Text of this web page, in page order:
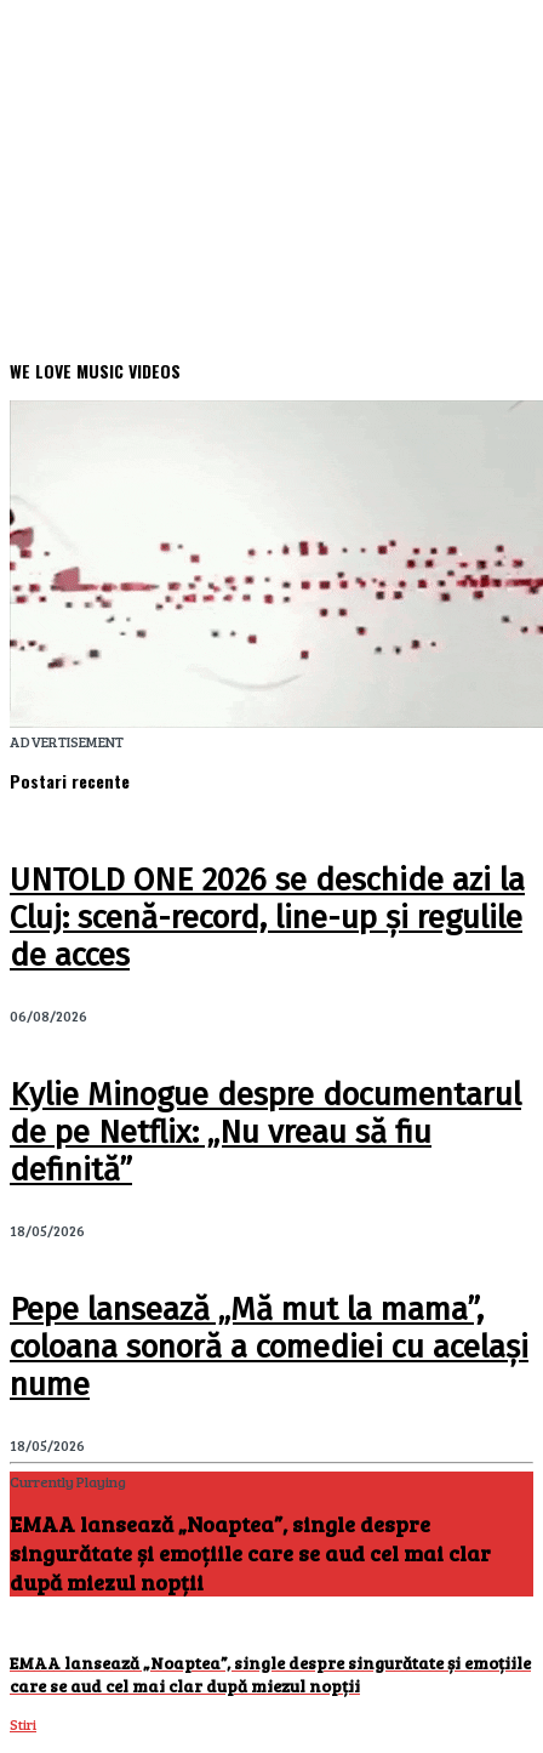
WE LOVE MUSIC VIDEOS
ADVERTISEMENT
Postari recente
UNTOLD ONE 2026 se deschide azi la
Cluj: scenă-record, line-up și regulile
de acces
06/08/2026
Kylie Minogue despre documentarul
de pe Netflix: „Nu vreau să fiu
definită”
18/05/2026
Pepe lansează „Mă mut la mama”,
coloana sonoră a comediei cu același
nume
18/05/2026
Currently Playing
EMAA lansează „Noaptea”, single despre
singurătate și emoțiile care se aud cel mai clar
după miezul nopții
EMAA lansează „Noaptea”, single despre singurătate și emoțiile
care se aud cel mai clar după miezul nopții
Stiri